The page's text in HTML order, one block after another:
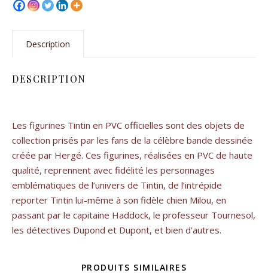
Description
DESCRIPTION
Les figurines Tintin en PVC officielles sont des objets de
collection prisés par les fans de la célèbre bande dessinée
créée par Hergé. Ces figurines, réalisées en PVC de haute
qualité, reprennent avec fidélité les personnages
emblématiques de l’univers de Tintin, de l’intrépide
reporter Tintin lui-même à son fidèle chien Milou, en
passant par le capitaine Haddock, le professeur Tournesol,
les détectives Dupond et Dupont, et bien d’autres.
PRODUITS SIMILAIRES